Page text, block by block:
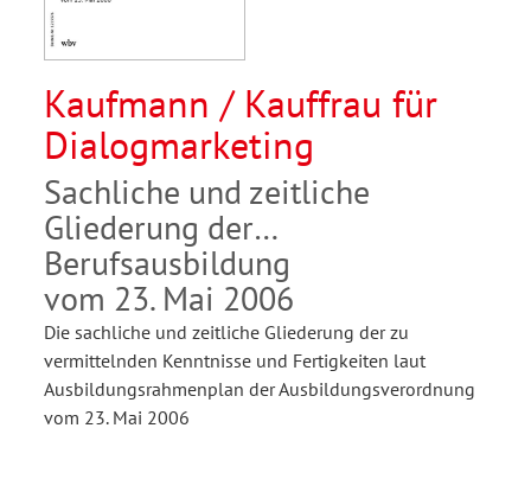
Kaufmann / Kauffrau für
Dialogmarketing
Sachliche und zeitliche
Gliederung der
Berufsausbildung
vom 23. Mai 2006
Die sachliche und zeitliche Gliederung der zu
vermittelnden Kenntnisse und Fertigkeiten laut
Ausbildungsrahmenplan der Ausbildungsverordnung
vom 23. Mai 2006